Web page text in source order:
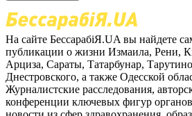
На сайте БессарабіЯ.UA вы найдете
публикации о жизни Измаила, Рени,
Арциза, Сараты, Татарбунар,
Днестровского, а также Одесской
Журналистские расследования,
конференции ключевых фигур